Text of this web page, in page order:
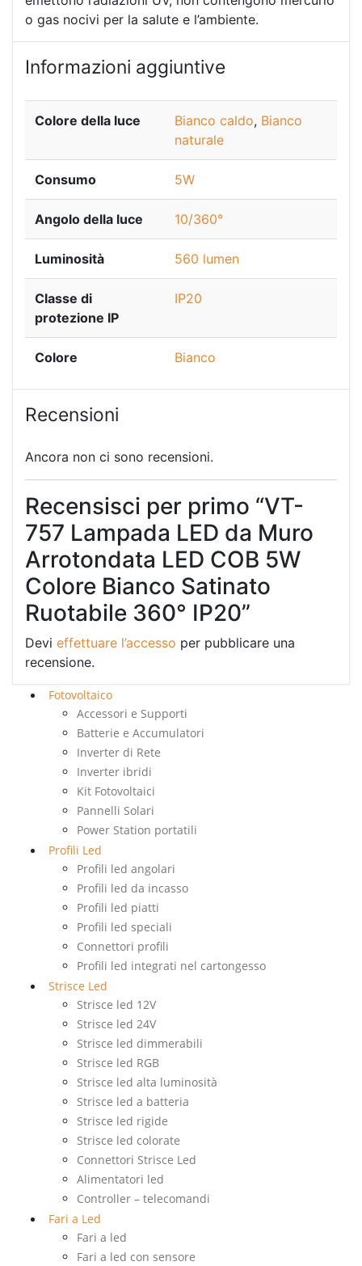
o gas nocivi per la salute e l’ambiente.
Informazioni aggiuntive
Colore della luce Bianco caldo, Bianco
naturale
Consumo 5W
Angolo della luce 10/360°
Luminosità 560 lumen
Classe di
protezione IP
IP20
Colore Bianco
Recensioni
Ancora non ci sono recensioni.
Recensisci per primo “VT-
757 Lampada LED da Muro
Arrotondata LED COB 5W
Colore Bianco Satinato
Ruotabile 360° IP20”
Devi effettuare l’accesso per pubblicare una
recensione.
Fotovoltaico
Accessori e Supporti
Batterie e Accumulatori
Inverter di Rete
Inverter ibridi
Kit Fotovoltaici
Pannelli Solari
Power Station portatili
Profili Led
Profili led angolari
Profili led da incasso
Profili led piatti
Profili led speciali
Connettori profili
Profili led integrati nel cartongesso
Strisce Led
Strisce led 12V
Strisce led 24V
Strisce led dimmerabili
Strisce led RGB
Strisce led alta luminosità
Strisce led a batteria
Strisce led rigide
Strisce led colorate
Connettori Strisce Led
Alimentatori led
Controller – telecomandi
Fari a Led
Fari a led
Fari a led con sensore